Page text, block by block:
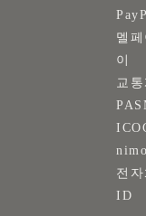
멜
이
교
전자
ID